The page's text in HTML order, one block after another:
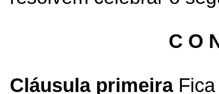
C O
Cláusula primeiraFica